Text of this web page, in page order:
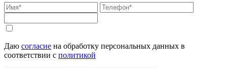
Даю согласие на обработку персональных данных в
соответствии с политикой